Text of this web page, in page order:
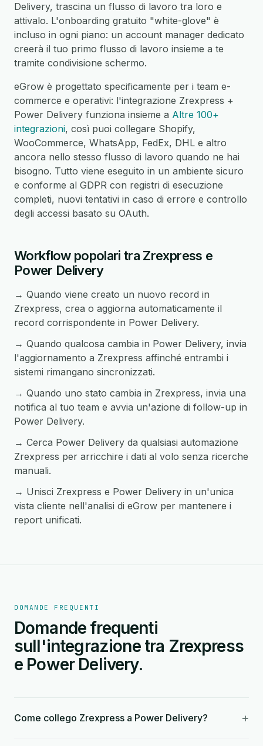
Delivery, trascina un flusso di lavoro tra loro e
attivalo. L'onboarding gratuito "white-glove" è
incluso in ogni piano: un account manager dedicato
creerà il tuo primo flusso di lavoro insieme a te
tramite condivisione schermo.
eGrow è progettato specificamente per i team e-
commerce e operativi: l'integrazione Zrexpress +
Power Delivery funziona insieme a Altre 100+
integrazioni, così puoi collegare Shopify,
WooCommerce, WhatsApp, FedEx, DHL e altro
ancora nello stesso flusso di lavoro quando ne hai
bisogno. Tutto viene eseguito in un ambiente sicuro
e conforme al GDPR con registri di esecuzione
completi, nuovi tentativi in caso di errore e controllo
degli accessi basato su OAuth.
Workflow popolari tra Zrexpress e
Power Delivery
→ Quando viene creato un nuovo record in
Zrexpress, crea o aggiorna automaticamente il
record corrispondente in Power Delivery.
→ Quando qualcosa cambia in Power Delivery, invia
l'aggiornamento a Zrexpress affinché entrambi i
sistemi rimangano sincronizzati.
→ Quando uno stato cambia in Zrexpress, invia una
notifica al tuo team e avvia un'azione di follow-up in
Power Delivery.
→ Cerca Power Delivery da qualsiasi automazione
Zrexpress per arricchire i dati al volo senza ricerche
manuali.
→ Unisci Zrexpress e Power Delivery in un'unica
vista cliente nell'analisi di eGrow per mantenere i
report unificati.
DOMANDE FREQUENTI
Domande frequenti
sull'integrazione tra Zrexpress
e Power Delivery.
Come collego Zrexpress a Power Delivery? +